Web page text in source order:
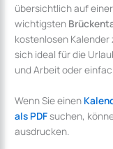
übersichtlich auf
wichtigsten
kostenlosen
sich ideal für die
und Arbeit oder
Wenn Sie einen
als PDFsuchen,
ausdrucken.